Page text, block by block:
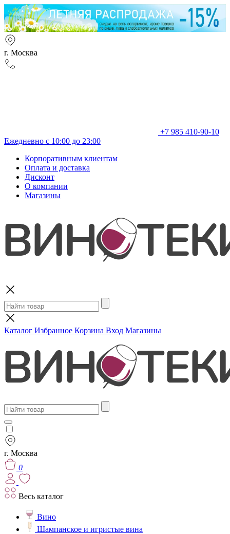
г. Москва
+7 985 410-90-10
Ежедневно с 10:00 до 23:00
Корпоративным клиентам
Оплата и доставка
Дисконт
О компании
Магазины
Каталог Избранное Корзина Вход Магазины
г. Москва
0
Весь каталог
Вино
Шампанское и игристые вина